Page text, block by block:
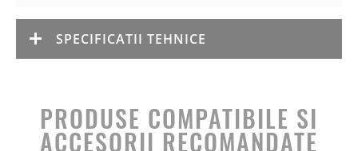
SPECIFICATII TEHNICE
PRODUSE COMPATIBILE SI
ACCESORII RECOMANDATE